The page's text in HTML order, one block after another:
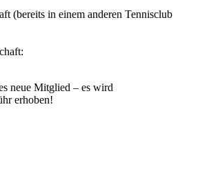
(bereits in einem anderen Tennisclub
neue Mitglied – es wird
erhoben!